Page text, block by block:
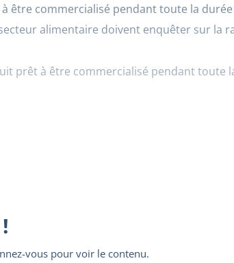
être commercialisé pendant toute la
alimentaire doivent enquêter sur la
prêt à être commercialisé pendant toute
vous pour voir le contenu.